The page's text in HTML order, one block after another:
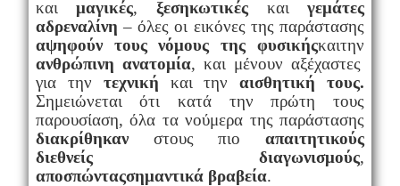
καιμαγικές,ξεσηκωτικές καιγεμάτες
αδρεναλίνη – όλες οι εικόνες της παράστασης
αψηφούν τους νόμους της φυσικήςκαιτην
ανθρώπινη ανατομία, και μένουν αξέχαστες
για την τεχνική και την αισθητική τους.
Σημειώνεται ότι κατά την πρώτη τους
παρουσίαση, όλα τα νούμερα της παράστασης
διακρίθηκανστους πιοαπαιτητικούς
διεθνείς διαγωνισμούς,
αποσπώνταςσημαντικά βραβεία.